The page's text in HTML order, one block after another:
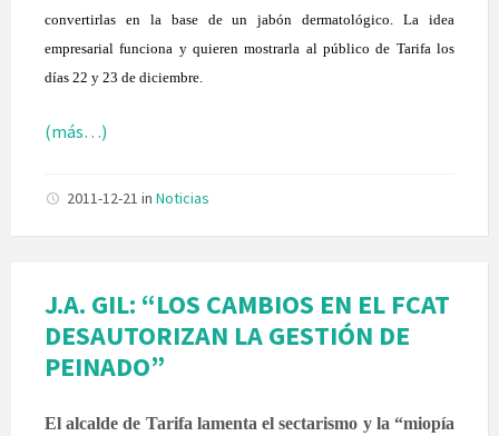
convertirlas en la base de un jabón dermatológico. La idea
empresarial funciona y quieren mostrarla al público de Tarifa los
días 22 y 23 de diciembre.
(más…)
2011-12-21 in Noticias
J.A. GIL: “LOS CAMBIOS EN EL FCAT
DESAUTORIZAN LA GESTIÓN DE
PEINADO”
El alcalde de Tarifa lamenta el sectarismo y la “miopía